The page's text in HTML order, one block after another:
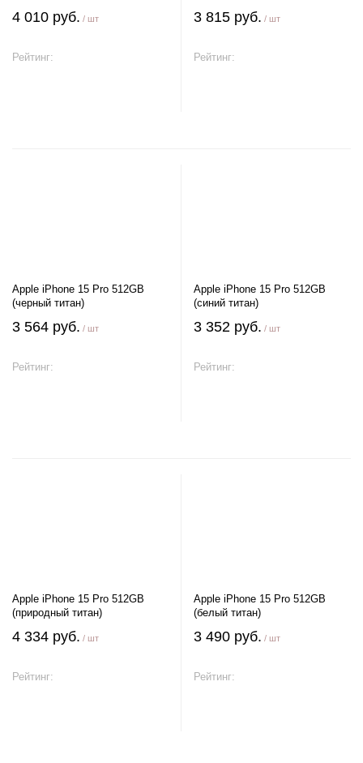
4 010 руб. / шт
Рейтинг:
3 815 руб. / шт
Рейтинг:
Apple iPhone 15 Pro 512GB
(черный титан)
3 564 руб. / шт
Рейтинг:
Apple iPhone 15 Pro 512GB
(синий титан)
3 352 руб. / шт
Рейтинг:
Apple iPhone 15 Pro 512GB
(природный титан)
4 334 руб. / шт
Рейтинг:
Apple iPhone 15 Pro 512GB
(белый титан)
3 490 руб. / шт
Рейтинг: